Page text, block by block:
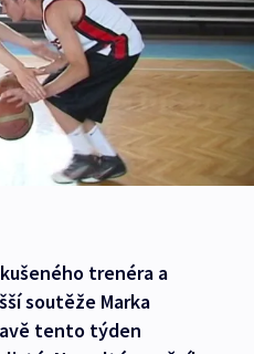
trenéra a
soutěže Marka
tento týden